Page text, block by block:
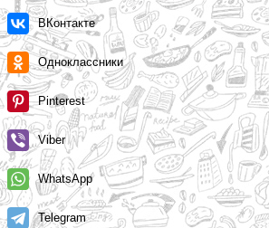
ВКонтакте
Одноклассники
Pinterest
Viber
WhatsApp
Telegram